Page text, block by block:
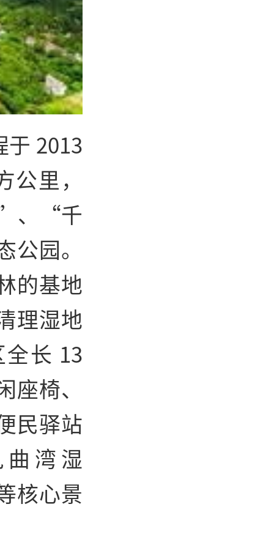
2013
里，
、“千
园。
的基地
理湿地
长 13
椅、
民驿站
湾湿
核心景